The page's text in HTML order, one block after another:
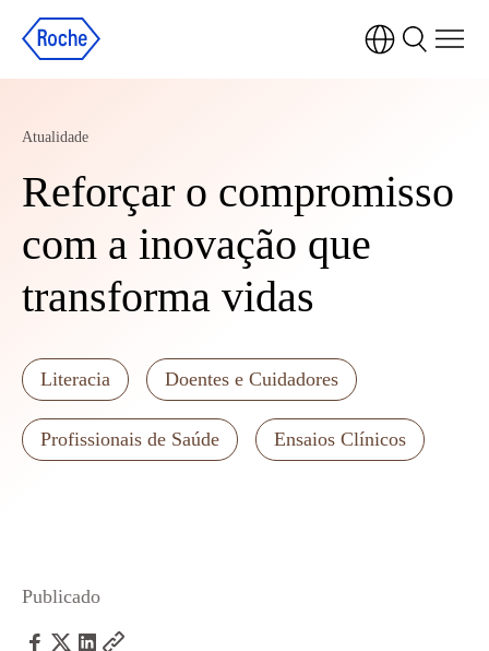
Atualidade
Reforçar o compromisso
com a inovação que
transforma vidas
Literacia Doentes e Cuidadores
Profissionais de Saúde Ensaios Clínicos
Publicado